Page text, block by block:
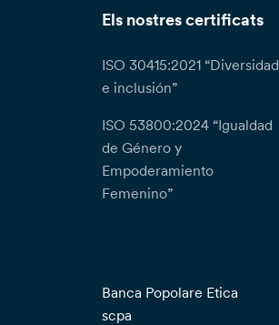
Els nostres certificats
ISO 30415:2021 “Diversidad
e inclusión”
ISO 53800:2024 “Igualdad
de Género y
Empoderamiento
Femenino”
Banca Popolare Etica
scpa